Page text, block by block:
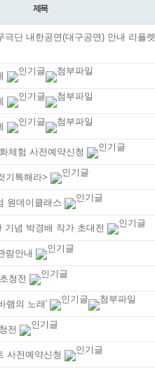
제목
극단 내한공연(대구공연) 안내 리플렛
체험 사전예약신청
기특해라>
원데이클래스
기념 박경배 작가 초대전
람안내
청전
램의 노래'
전
사전예약신청